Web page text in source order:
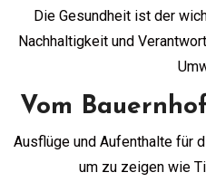
Die Gesundheit ist der
Nachhaltigkeit und
Vom
Ausflüge und Aufenthalte für
um zu zeigen wie